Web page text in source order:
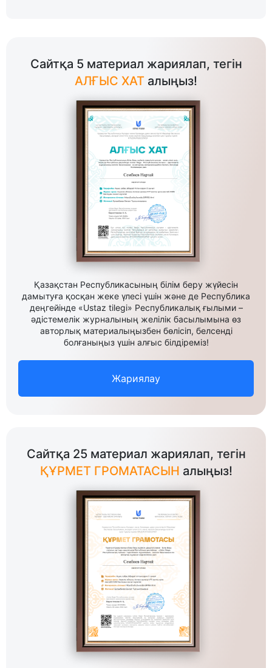
Сайтқа 5 материал жариялап, тегін
АЛҒЫС ХАТ алыңыз!
Қазақстан Республикасының білім беру жүйесін
дамытуға қосқан жеке үлесі үшін және де Республика
деңгейінде «Ustaz tilegi» Республикалық ғылыми –
әдістемелік журналының желілік басылымына өз
авторлық материалыңызбен бөлісіп, белсенді
болғаныңыз үшін алғыс білдіреміз!
Жариялау
Сайтқа 25 материал жариялап, тегін
ҚҰРМЕТ ГРОМАТАСЫН алыңыз!